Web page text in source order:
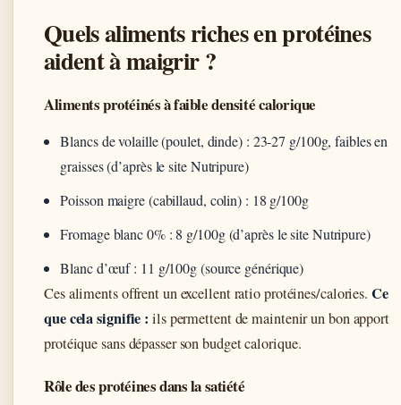
Quels aliments riches en protéines
aident à maigrir ?
Aliments protéinés à faible densité calorique
Blancs de volaille (poulet, dinde) : 23-27 g/100g, faibles en
graisses (d’après le site Nutripure)
Poisson maigre (cabillaud, colin) : 18 g/100g
Fromage blanc 0% : 8 g/100g (d’après le site Nutripure)
Blanc d’œuf : 11 g/100g (source générique)
Ces aliments offrent un excellent ratio protéines/calories. Ce
que cela signifie : ils permettent de maintenir un bon apport
protéique sans dépasser son budget calorique.
Rôle des protéines dans la satiété